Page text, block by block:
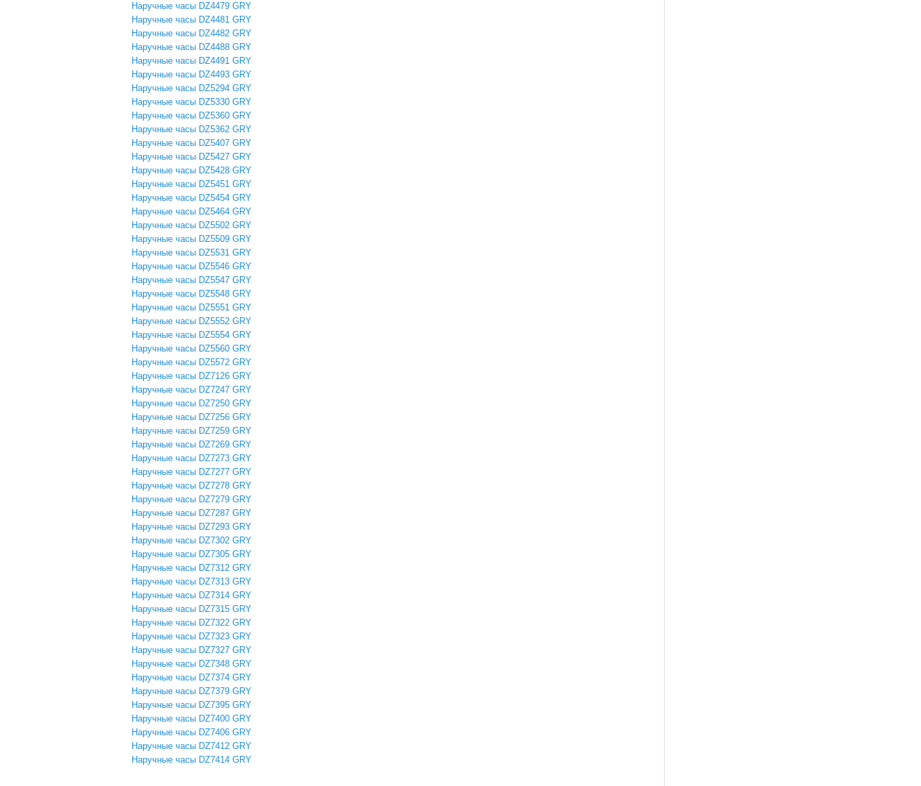
Наручные часы DZ4479 GRY
Наручные часы DZ4481 GRY
Наручные часы DZ4482 GRY
Наручные часы DZ4488 GRY
Наручные часы DZ4491 GRY
Наручные часы DZ4493 GRY
Наручные часы DZ5294 GRY
Наручные часы DZ5330 GRY
Наручные часы DZ5360 GRY
Наручные часы DZ5362 GRY
Наручные часы DZ5407 GRY
Наручные часы DZ5427 GRY
Наручные часы DZ5428 GRY
Наручные часы DZ5451 GRY
Наручные часы DZ5454 GRY
Наручные часы DZ5464 GRY
Наручные часы DZ5502 GRY
Наручные часы DZ5509 GRY
Наручные часы DZ5531 GRY
Наручные часы DZ5546 GRY
Наручные часы DZ5547 GRY
Наручные часы DZ5548 GRY
Наручные часы DZ5551 GRY
Наручные часы DZ5552 GRY
Наручные часы DZ5554 GRY
Наручные часы DZ5560 GRY
Наручные часы DZ5572 GRY
Наручные часы DZ7126 GRY
Наручные часы DZ7247 GRY
Наручные часы DZ7250 GRY
Наручные часы DZ7256 GRY
Наручные часы DZ7259 GRY
Наручные часы DZ7269 GRY
Наручные часы DZ7273 GRY
Наручные часы DZ7277 GRY
Наручные часы DZ7278 GRY
Наручные часы DZ7279 GRY
Наручные часы DZ7287 GRY
Наручные часы DZ7293 GRY
Наручные часы DZ7302 GRY
Наручные часы DZ7305 GRY
Наручные часы DZ7312 GRY
Наручные часы DZ7313 GRY
Наручные часы DZ7314 GRY
Наручные часы DZ7315 GRY
Наручные часы DZ7322 GRY
Наручные часы DZ7323 GRY
Наручные часы DZ7327 GRY
Наручные часы DZ7348 GRY
Наручные часы DZ7374 GRY
Наручные часы DZ7379 GRY
Наручные часы DZ7395 GRY
Наручные часы DZ7400 GRY
Наручные часы DZ7406 GRY
Наручные часы DZ7412 GRY
Наручные часы DZ7414 GRY